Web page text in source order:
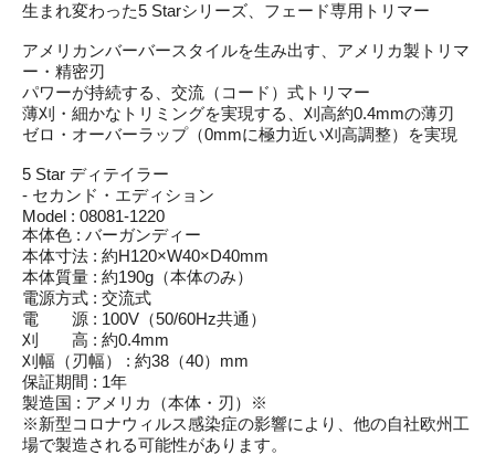
生まれ変わった5 Starシリーズ、フェード専用トリマー
アメリカンバーバースタイルを生み出す、アメリカ製トリマ
ー・精密刃
パワーが持続する、交流（コード）式トリマー
薄刈・細かなトリミングを実現する、刈高約0.4mmの薄刃
ゼロ・オーバーラップ（0mmに極力近い刈高調整）を実現
5 Star ディテイラー
- セカンド・エディション
Model : 08081-1220
本体色 : バーガンディー
本体寸法 : 約H120×W40×D40mm
本体質量 : 約190g（本体のみ）
電源方式 : 交流式
電 源 : 100V（50/60Hz共通）
刈 高 : 約0.4mm
刈幅（刃幅） : 約38（40）mm
保証期間 : 1年
製造国 : アメリカ（本体・刃）※
※新型コロナウィルス感染症の影響により、他の自社欧州工
場で製造される可能性があります。